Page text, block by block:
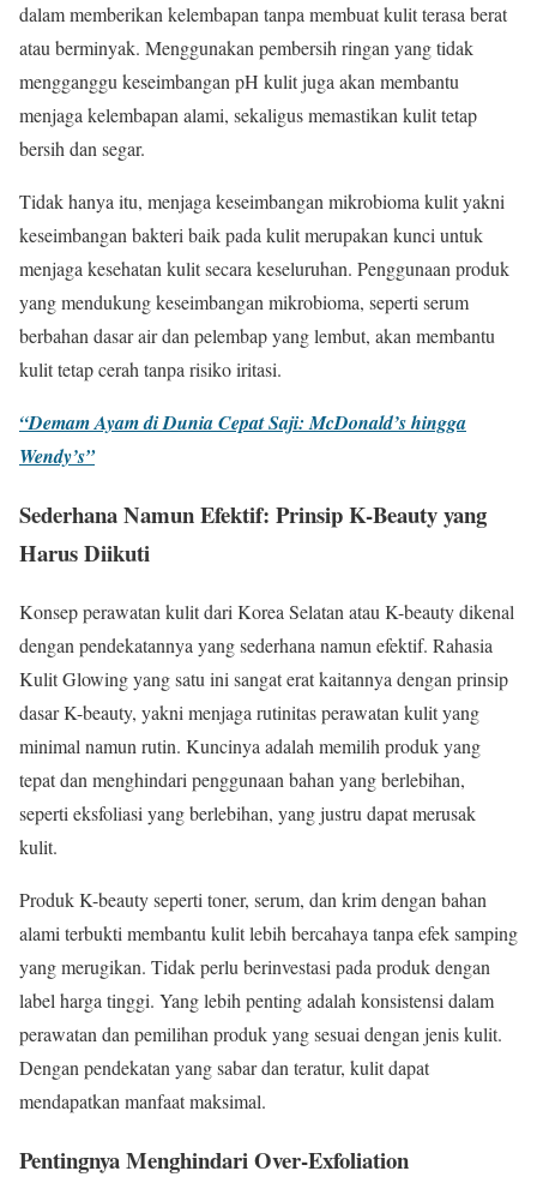
dalam memberikan kelembapan tanpa membuat kulit terasa berat
atau berminyak. Menggunakan pembersih ringan yang tidak
mengganggu keseimbangan pH kulit juga akan membantu
menjaga kelembapan alami, sekaligus memastikan kulit tetap
bersih dan segar.
Tidak hanya itu, menjaga keseimbangan mikrobioma kulit yakni
keseimbangan bakteri baik pada kulit merupakan kunci untuk
menjaga kesehatan kulit secara keseluruhan. Penggunaan produk
yang mendukung keseimbangan mikrobioma, seperti serum
berbahan dasar air dan pelembap yang lembut, akan membantu
kulit tetap cerah tanpa risiko iritasi.
“Demam Ayam di Dunia Cepat Saji: McDonald’s hingga
Wendy’s”
Sederhana Namun Efektif: Prinsip K-Beauty yang
Harus Diikuti
Konsep perawatan kulit dari Korea Selatan atau K-beauty dikenal
dengan pendekatannya yang sederhana namun efektif. Rahasia
Kulit Glowing yang satu ini sangat erat kaitannya dengan prinsip
dasar K-beauty, yakni menjaga rutinitas perawatan kulit yang
minimal namun rutin. Kuncinya adalah memilih produk yang
tepat dan menghindari penggunaan bahan yang berlebihan,
seperti eksfoliasi yang berlebihan, yang justru dapat merusak
kulit.
Produk K-beauty seperti toner, serum, dan krim dengan bahan
alami terbukti membantu kulit lebih bercahaya tanpa efek samping
yang merugikan. Tidak perlu berinvestasi pada produk dengan
label harga tinggi. Yang lebih penting adalah konsistensi dalam
perawatan dan pemilihan produk yang sesuai dengan jenis kulit.
Dengan pendekatan yang sabar dan teratur, kulit dapat
mendapatkan manfaat maksimal.
Pentingnya Menghindari Over-Exfoliation